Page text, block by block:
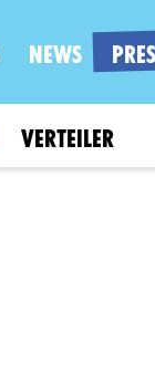
NEWS
VERTEILER